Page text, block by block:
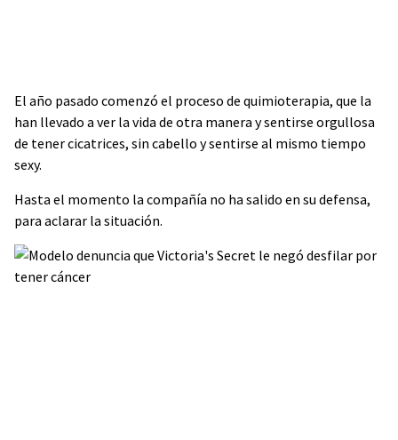
El año pasado comenzó el proceso de quimioterapia, que la
han llevado a ver la vida de otra manera y sentirse orgullosa
de tener cicatrices, sin cabello y sentirse al mismo tiempo
sexy.
Hasta el momento la compañía no ha salido en su defensa,
para aclarar la situación.